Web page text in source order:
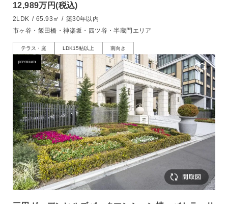
12,989万円(税込)
2LDK / 65.93㎡ / 築30年以内
市ヶ谷・飯田橋・神楽坂・四ツ谷・半蔵門エリア
テラス・庭 LDK15帖以上 南向き
premium